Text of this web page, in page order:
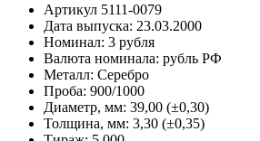
Артикул 5111-0079
Дата выпуска: 23.03.2000
Номинал: 3 рубля
Валюта номинала: рубль РФ
Металл: Серебро
Проба: 900/1000
Диаметр, мм: 39,00 (±0,30)
Толщина, мм: 3,30 (±0,35)